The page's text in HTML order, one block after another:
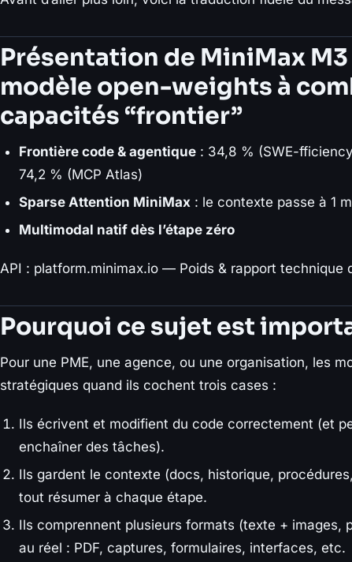
Présentation de MiniMax
modèle open-weights à
capacités “frontier”
Frontière code & agentique : 34,8 % (SWE-
74,2 % (MCP Atlas)
Sparse Attention MiniMax : le contexte passe à 1
Multimodal natif dès l’étape zéro
API : platform.minimax.io — Poids & rapport technique
Pourquoi ce sujet est
Pour une PME, une agence, ou une organisation, les
stratégiques quand ils cochent trois cases :
Ils écrivent et modifient du code correctement (et
enchaîner des tâches).
Ils gardent le contexte (docs, historique,
tout résumer à chaque étape.
Ils comprennent plusieurs formats (texte + images,
au réel : PDF, captures, formulaires, interfaces, etc.